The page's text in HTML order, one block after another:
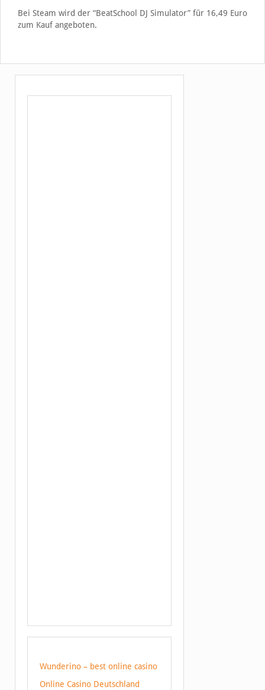
Bei Steam wird der “BeatSchool DJ Simulator” für 16,49 Euro
zum Kauf angeboten.
Wunderino – best online casino
Online Casino Deutschland